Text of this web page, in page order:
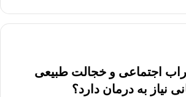
اجتماعی و خجالت طبیعی
نیاز به درمان دارد؟